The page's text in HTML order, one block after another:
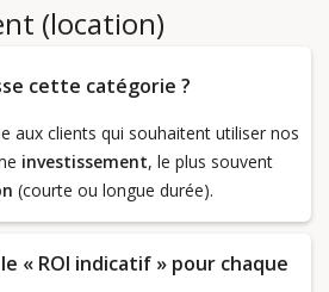
(location)
cette catégorie ?
aux clients qui souhaitent utiliser nos
investissement, le plus souvent
(courte ou longue durée).
« ROI indicatif » pour chaque